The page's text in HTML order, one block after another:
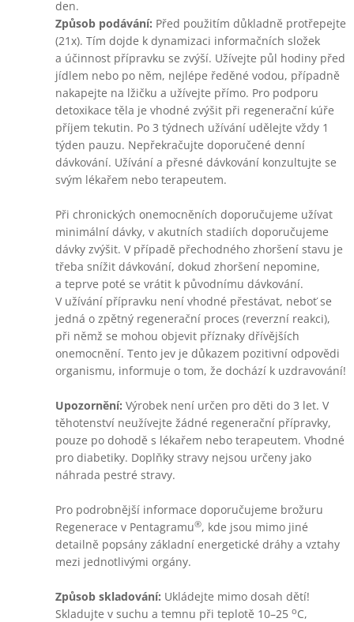
den.
Způsob podávání: Před použitím důkladně protřepejte
(21x). Tím dojde k dynamizaci informačních složek
a účinnost přípravku se zvýší. Užívejte půl hodiny před
jídlem nebo po něm, nejlépe ředěné vodou, případně
nakapejte na lžičku a užívejte přímo. Pro podporu
detoxikace těla je vhodné zvýšit při regenerační kúře
příjem tekutin. Po 3 týdnech užívání udělejte vždy 1
týden pauzu. Nepřekračujte doporučené denní
dávkování. Užívání a přesné dávkování konzultujte se
svým lékařem nebo terapeutem.
Při chronických onemocněních doporučujeme užívat
minimální dávky, v akutních stadiích doporučujeme
dávky zvýšit. V případě přechodného zhoršení stavu je
třeba snížit dávkování, dokud zhoršení nepomine,
a teprve poté se vrátit k původnímu dávkování.
V užívání přípravku není vhodné přestávat, neboť se
jedná o zpětný regenerační proces (reverzní reakci),
při němž se mohou objevit příznaky dřívějších
onemocnění. Tento jev je důkazem pozitivní odpovědi
organismu, informuje o tom, že dochází k uzdravování!
Upozornění: Výrobek není určen pro děti do 3 let. V
těhotenství neužívejte žádné regenerační přípravky,
pouze po dohodě s lékařem nebo terapeutem. Vhodné
pro diabetiky. Doplňky stravy nejsou určeny jako
náhrada pestré stravy.
Pro podrobnější informace doporučujeme brožuru
Regenerace v Pentagramu®, kde jsou mimo jiné
detailně popsány základní energetické dráhy a vztahy
mezi jednotlivými orgány.
Způsob skladování: Ukládejte mimo dosah dětí!
Skladujte v suchu a temnu při teplotě 10–25 oC,